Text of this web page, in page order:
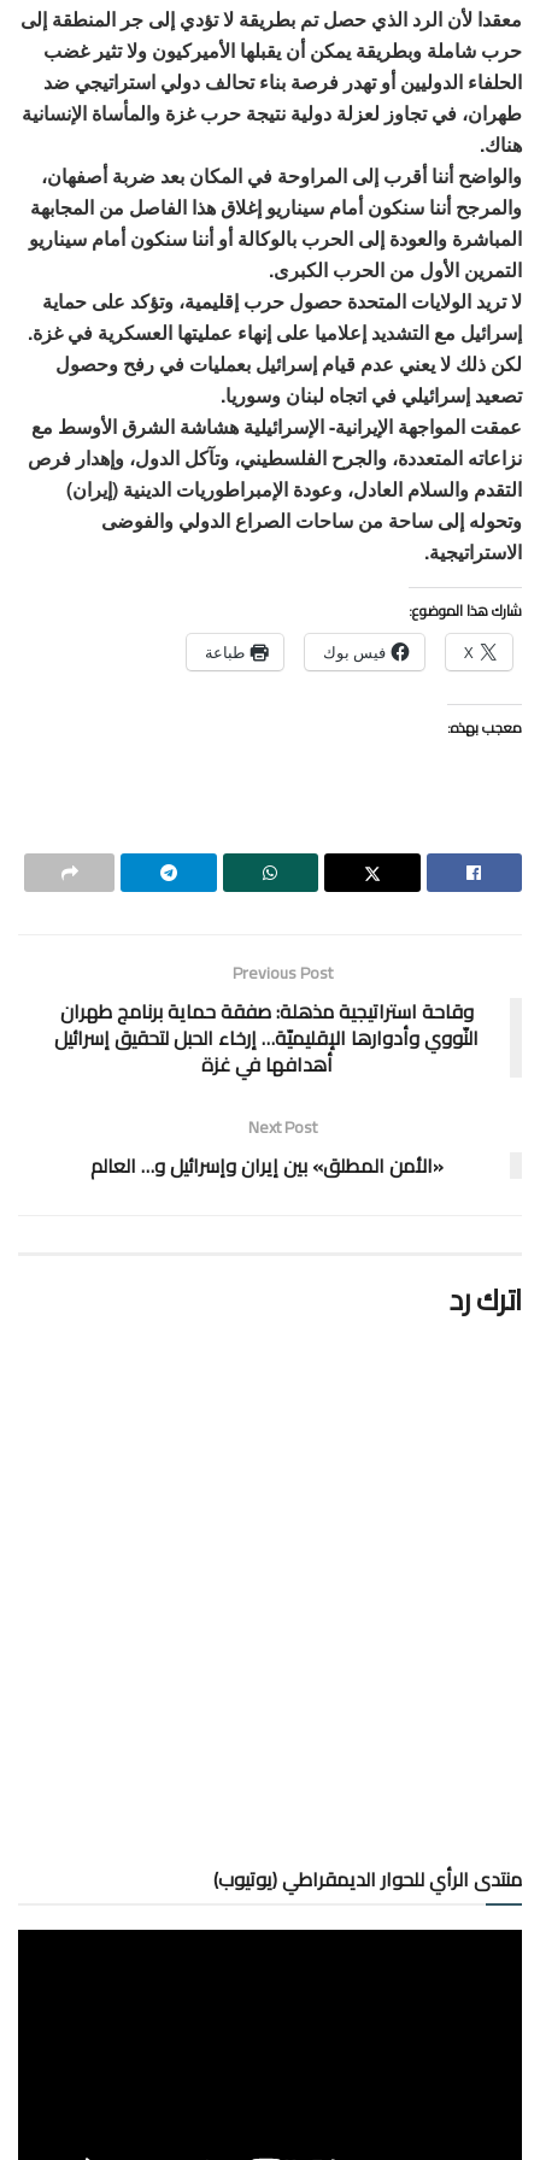
معقدا لأن الرد الذي حصل تم بطريقة لا تؤدي إلى جر المنطقة إلى
حرب شاملة وبطريقة يمكن أن يقبلها الأميركيون ولا تثير غضب
الحلفاء الدوليين أو تهدر فرصة بناء تحالف دولي استراتيجي ضد
طهران، في تجاوز لعزلة دولية نتيجة حرب غزة والمأساة الإنسانية
هناك.
والواضح أننا أقرب إلى المراوحة في المكان بعد ضربة أصفهان،
والمرجح أننا سنكون أمام سيناريو إغلاق هذا الفاصل من المجابهة
المباشرة والعودة إلى الحرب بالوكالة أو أننا سنكون أمام سيناريو
التمرين الأول من الحرب الكبرى.
لا تريد الولايات المتحدة حصول حرب إقليمية، وتؤكد على حماية
إسرائيل مع التشديد إعلاميا على إنهاء عمليتها العسكرية في غزة.
لكن ذلك لا يعني عدم قيام إسرائيل بعمليات في رفح وحصول
تصعيد إسرائيلي في اتجاه لبنان وسوريا.
عمقت المواجهة الإيرانية- الإسرائيلية هشاشة الشرق الأوسط مع
نزاعاته المتعددة، والجرح الفلسطيني، وتآكل الدول، وإهدار فرص
التقدم والسلام العادل، وعودة الإمبراطوريات الدينية (إيران)
وتحوله إلى ساحة من ساحات الصراع الدولي والفوضى
الاستراتيجية.
شارك هذا الموضوع:
X فيس بوك طباعة
معجب بهذه:
Previous Post
وقاحة استراتيجية مذهلة: صفقة حماية برنامج طهران
النّووي وأدوارها الإقليميّة… إرخاء الحبل لتحقيق إسرائيل
أهدافها في غزة
Next Post
«الأمن المطلق» بين إيران وإسرائيل و… العالم
اترك رد
منتدى الرأي للحوار الديمقراطي (يوتيوب)